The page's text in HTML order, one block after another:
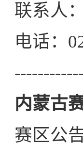
联系人
电话：
内蒙古
赛区公告